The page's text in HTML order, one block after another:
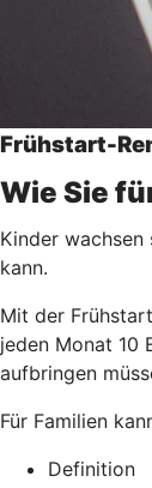
Frühstart-
Wie Sie
Kinder
kann.
Mit der
jeden Monat 10
aufbringen
Für Familien
Definition